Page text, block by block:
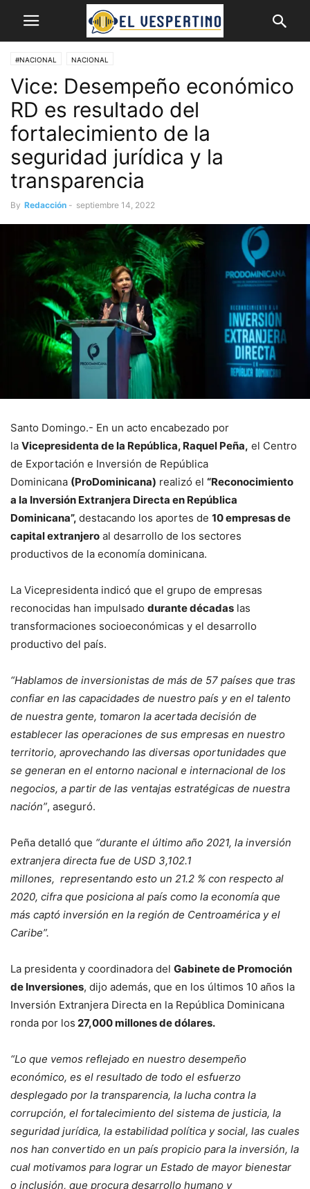
#NACIONAL NACIONAL
Vice: Desempeño económico
RD es resultado del
fortalecimiento de la
seguridad jurídica y la
transparencia
By Redacción - septiembre 14, 2022
Santo Domingo.- En un acto encabezado por
la Vicepresidenta de la República, Raquel Peña, el Centro
de Exportación e Inversión de República
Dominicana (ProDominicana) realizó el “Reconocimiento
a la Inversión Extranjera Directa en República
Dominicana”, destacando los aportes de 10 empresas de
capital extranjero al desarrollo de los sectores
productivos de la economía dominicana.
La Vicepresidenta indicó que el grupo de empresas
reconocidas han impulsado durante décadas las
transformaciones socioeconómicas y el desarrollo
productivo del país.
“Hablamos de inversionistas de más de 57 países que tras
confiar en las capacidades de nuestro país y en el talento
de nuestra gente, tomaron la acertada decisión de
establecer las operaciones de sus empresas en nuestro
territorio, aprovechando las diversas oportunidades que
se generan en el entorno nacional e internacional de los
negocios, a partir de las ventajas estratégicas de nuestra
nación”, aseguró.
Peña detalló que “durante el último año 2021, la inversión
extranjera directa fue de USD 3,102.1
millones, representando esto un 21.2 % con respecto al
2020, cifra que posiciona al país como la economía que
más captó inversión en la región de Centroamérica y el
Caribe”.
La presidenta y coordinadora del Gabinete de Promoción
de Inversiones, dijo además, que en los últimos 10 años la
Inversión Extranjera Directa en la República Dominicana
ronda por los 27,000 millones de dólares.
“Lo que vemos reflejado en nuestro desempeño
económico, es el resultado de todo el esfuerzo
desplegado por la transparencia, la lucha contra la
corrupción, el fortalecimiento del sistema de justicia, la
seguridad jurídica, la estabilidad política y social, las cuales
nos han convertido en un país propicio para la inversión, la
cual motivamos para lograr un Estado de mayor bienestar
o inclusión, que procura desarrollo humano y